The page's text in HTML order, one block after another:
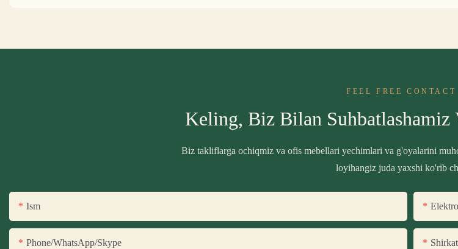
FEEL FREE CONTACT
Keling, Biz Bilan
Biz takliflarga ochiqmiz va ofis mebellari yechimlari va g'oyalarini
loyihangiz juda yaxshi ko'rib
Ism
Phone/WhatsApp/Skype